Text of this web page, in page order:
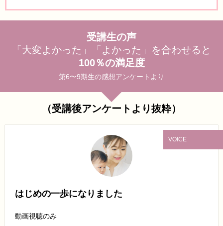
受講生の声
「大変よかった」「よかった」を合わせると
100％の満足度
第6〜9期生の感想アンケートより
（受講後アンケートより抜粋）
はじめの一歩になりました
動画視聴のみ
VOICE